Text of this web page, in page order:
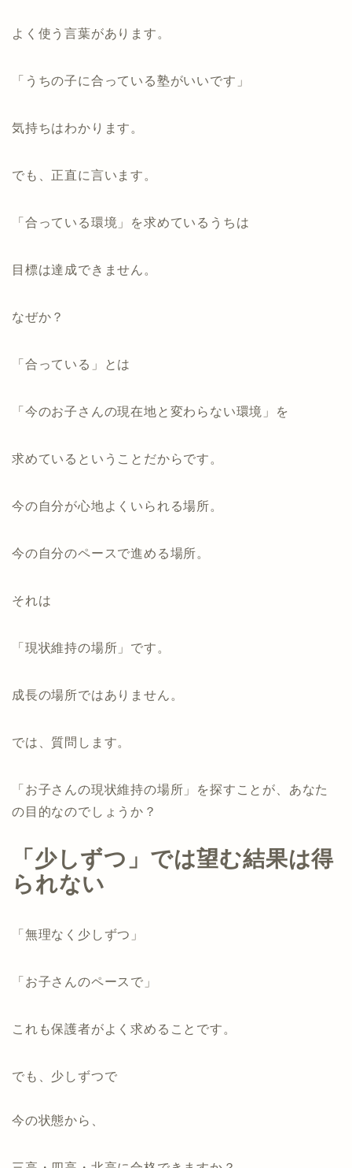
よく使う言葉があります。
「うちの子に合っている塾がいいです」
気持ちはわかります。
でも、正直に言います。
「合っている環境」を求めているうちは
目標は達成できません。
なぜか？
「合っている」とは
「今のお子さんの現在地と変わらない環境」を
求めているということだからです。
今の自分が心地よくいられる場所。
今の自分のペースで進める場所。
それは
「現状維持の場所」です。
成長の場所ではありません。
では、質問します。
「お子さんの現状維持の場所」を探すことが、あなた
の目的なのでしょうか？
「少しずつ」では望む結果は得
られない
「無理なく少しずつ」
「お子さんのペースで」
これも保護者がよく求めることです。
でも、少しずつで
今の状態から、